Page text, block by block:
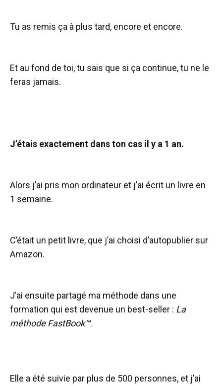
Tu as remis ça à plus tard, encore et encore.
Et au fond de toi, tu sais que si ça continue, tu ne le
feras jamais.
J’étais exactement dans ton cas il y a 1 an.
Alors j’ai pris mon ordinateur et j’ai écrit un livre en
1 semaine.
C’était un petit livre, que j’ai choisi d’autopublier sur
Amazon.
J’ai ensuite partagé ma méthode dans une
formation qui est devenue un best-seller : La
méthode FastBook™.
Elle a été suivie par plus de 500 personnes, et j’ai